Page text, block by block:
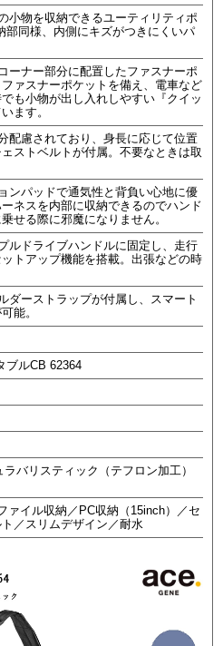
小物を収納できるユーティリティポ
部同様、内側にキズがつきにくいパ
ーナー部分に配置したファスナーポ
ァスナーポケットを備え、電車など
も小物が出し入れしやすい『クイッ
ます。
配慮されており、身長に応じて位置
ストベルトが付属。不要なときは取
ンパッドで通気性と背負い心地に優
ネスを内部に収納できるのでハンド
せる際に邪魔になりません。
ルドライブハンドルに固定し、走行
トアップ機能を搭載。出張などの時
ダーストラップが付属し、スマート
能。
ブルCB 62364
バリスティック（テフロン加工）
ァイル収納／PC収納（15inch）／セ
／スリムデザイン／耐水